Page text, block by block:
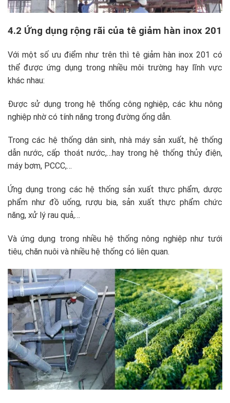
4.2 Ứng dụng rộng rãi của tê giảm hàn inox 201
Với một số ưu điểm như trên thì tê giảm hàn inox 201 có
thể được ứng dụng trong nhiều môi trường hay lĩnh vực
khác nhau:
Được sử dụng trong hệ thống công nghiệp, các khu nông
nghiệp nhờ có tính năng trong đường ống dẫn.
Trong các hệ thống dân sinh, nhà máy sản xuất, hệ thống
dẫn nước, cấp thoát nước,…hay trong hệ thống thủy điện,
máy bơm, PCCC,…
Ứng dụng trong các hệ thống sản xuất thực phẩm, dược
phẩm như đồ uống, rượu bia, sản xuất thực phẩm chức
năng, xử lý rau quả,…
Và ứng dụng trong nhiều hệ thống nông nghiệp như tưới
tiêu, chăn nuôi và nhiều hệ thống có liên quan.